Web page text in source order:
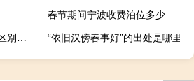
春节期间宁波收费泊位多少
同胞兄弟与亲兄弟有何区别（同胞兄弟）
“依旧汉傍春事好”的出处是哪里